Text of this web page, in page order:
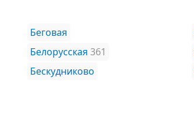
Беговая
Белорусская 361
Бескудниково